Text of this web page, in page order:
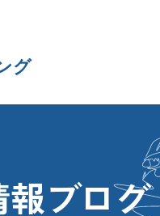
ブログ